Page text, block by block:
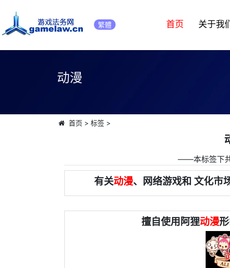
繁體 首页 关于我
动漫
首页 > 标签>
――本标签下
有关动漫、网络游戏和 文化市
擅自使用阿狸动漫